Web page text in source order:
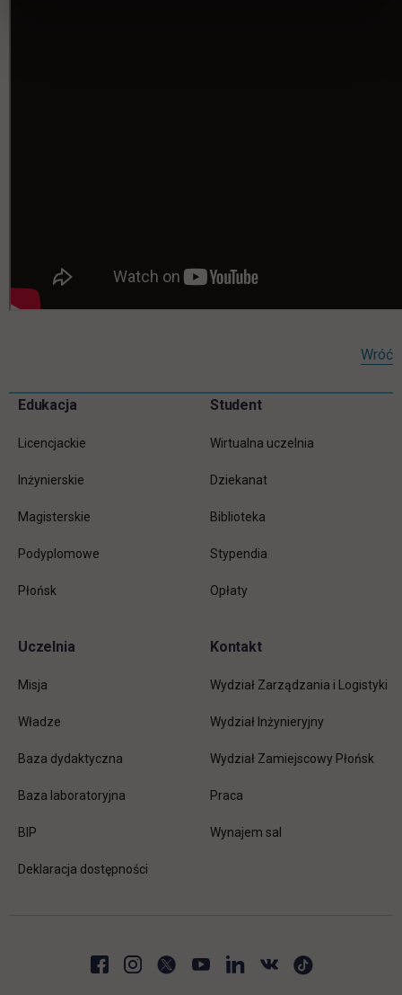
Wróć
Pomiń
Informacje w stopce
Edukacja
Licencjackie
Inżynierskie
Magisterskie
Podyplomowe
Płońsk
Student
Wirtualna uczelnia
Dziekanat
Biblioteka
Stypendia
Opłaty
Uczelnia
Misja
Władze
Baza dydaktyczna
Baza laboratoryjna
BIP
Deklaracja dostępności
Kontakt
Wydział Zarządzania i Logistyki
Wydział Inżynieryjny
Wydział Zamiejscowy Płońsk
Praca
Wynajem sal